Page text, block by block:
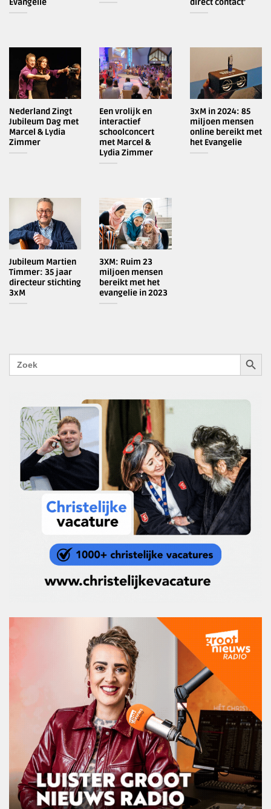
Evangelie direct contact’
Nederland Zingt
Jubileum Dag met
Marcel & Lydia
Zimmer
Een vrolijk en
interactief
schoolconcert
met Marcel &
Lydia Zimmer
3xM in 2024: 85
miljoen mensen
online bereikt met
het Evangelie
Jubileum Martien
Timmer: 35 jaar
directeur stichting
3xM
3XM: Ruim 23
miljoen mensen
bereikt met het
evangelie in 2023
Zoek
naar: